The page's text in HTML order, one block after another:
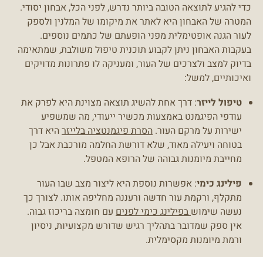
כדי להגיע לתוצאה הטובה ביותר נדרש, לפני הכל, אבחון יסודי.
המטרה של האבחון היא לאתר את מיקומו של המלנין ולספק
לעור הגנה אופטימלית מפני הופעתם של כתמים נוספים.
בעקבות האבחון ניתן לקבוע תוכנית טיפול משולבת, שמתאימה
בדיוק למצב ולצרכים של העור, ומעניקה לו פתרונות מדויקים
ואיכותיים, למשל:
טיפול לייזר: דרך אחת להשיג תוצאה מצוינת היא לפרק את
עודפי הפיגמנט באמצעות מכשיר ייעודי, מה שמשפיע
ישירות על מרקם העור. הסרת פיגמנטציה בלייזרהיא דרך
בטוחה ויעילה מאוד, שלא דורשת החלמה מורכבת אבל כן
מחייבת מיומנות גבוהה של הרופא המטפל.
פילינג כימי: אפשרות נוספת היא ליצור מצב שבו העור
מתקלף, ורקמת עור חדשה ורעננה מחליפה אותו. לצורך כך
נעשה שימושבפילינג כימי לפנים עם חומצה בריכוז גבוה.
אין ספק שמדובר בתהליך רגיש שדורש מקצועיות, ניסיון
ורמת מיומנות מקסימלית.